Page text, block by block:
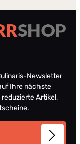
Newsletter
Ihre nächste
Artikel,